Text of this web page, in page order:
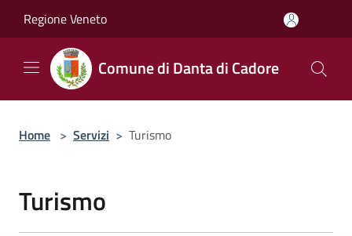
Regione Veneto
Comune di Danta di Cadore
Home > Servizi > Turismo
Turismo